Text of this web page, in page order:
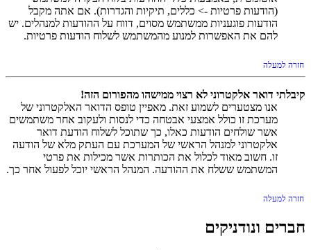
(הודעות פרטיות -> כללים, תיקיות והגדרות). אם אתה מקבל
הודעות פוגעניות ממשתמש מסוים, דווח על ההודעות למנהלים. יש
להם את האפשרות למנוע מהמשתמש לשלוח הודעות פרטיות.
חזרה למעלה
קיבלתי דואר אלקטרוני לא רצוי ממישהו מהפורום הזה!
אנו מצטערים לשמוע זאת. מאפיין טופס הדואר האלקטרוני של
מערכת זו כולל אמצעי אבטחה כדי לנסות ולעקוב אחר משתמשים
אשר שולחים הודעות כאלו, כך שתוכל לשלוח הודעת דואר
אלקטרוני למנהל הראשי של המערכת עם העתק מלא של הודעה
זו. חשוב מאוד לכלול את הכותרות אשר מכילות את פרטי
המשתמש ששלח את ההודעה. המנהל הראשי יוכל לפעול אחר כך.
חזרה למעלה
חברים ונודניקים